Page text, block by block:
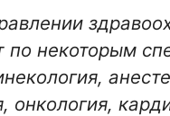
по некоторым
онкология,